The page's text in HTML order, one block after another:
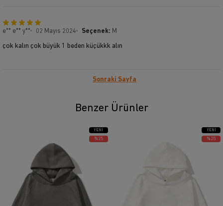
e** e** y** 02 Mayıs 2024 Seçenek: M
çok kalın çok büyük 1 beden küçükkk alın
Sonraki Sayfa
Benzer Ürünler
YENI
ÜRÜN
%25
YENI
ÜRÜN
%25